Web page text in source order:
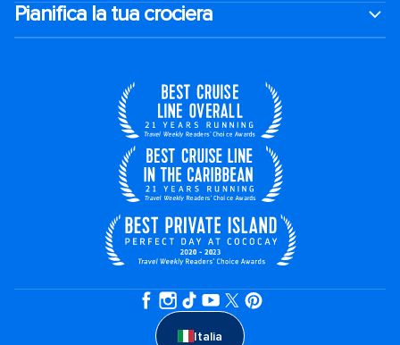
Pianifica la tua crociera
Italia